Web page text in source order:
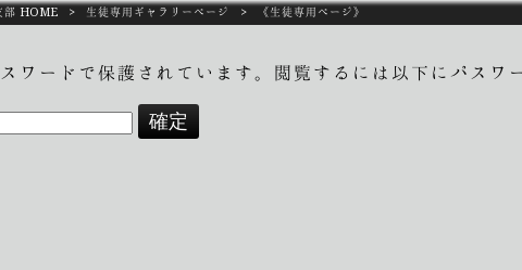
部 HOME > 生徒専用ギャラリーページ > 《生徒専用ページ》
ワードで保護されています。閲覧するには以下にパスワ